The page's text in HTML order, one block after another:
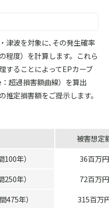
津波を対象に､その発生確率
程度）を計算します。これら
することによってEPカーブ
超過損害額曲線）を算出
推定損害額をご提示します。
被害想定
年）
36百万円
年）
72百万円
475年）
315百万